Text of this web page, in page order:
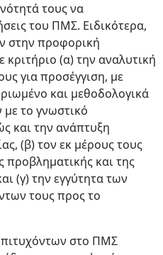
τους να
του ΠΜΣ. Ειδικότερα,
στην προφορική
κριτήριο (α) την αναλυτική
για προσέγγιση, με
και μεθοδολογικά
το γνωστικό
και την ανάπτυξη
(β) τον εκ μέρους τους
προβληματικής και της
(γ) την εγγύτητα των
τους προς το
στο ΠΜΣ